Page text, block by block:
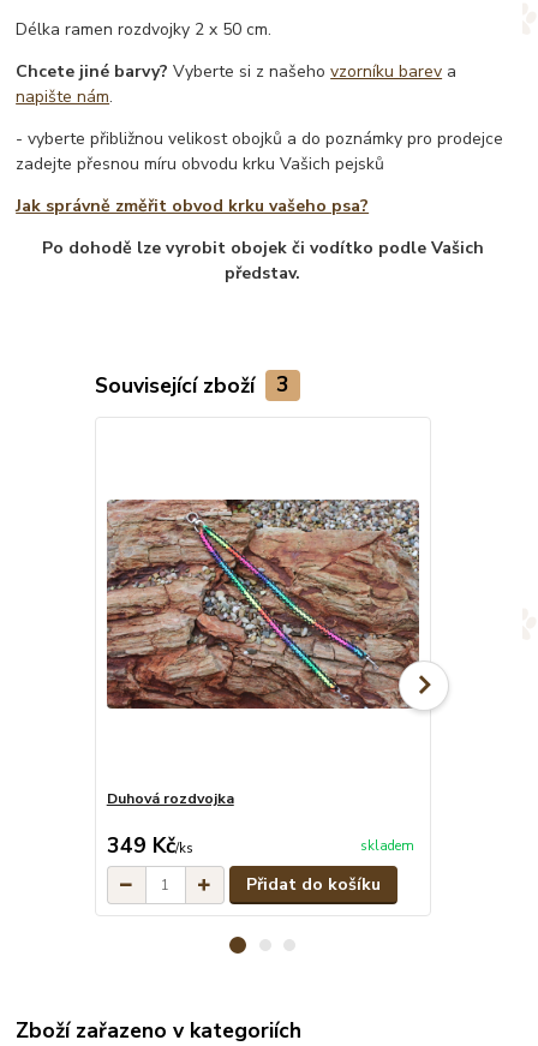
Délka ramen rozdvojky 2 x 50 cm.
Chcete jiné barvy? Vyberte si z našehovzorníku barev a
napište nám.
- vyberte přibližnou velikost obojků a do poznámky pro prodejce
zadejte přesnou míru obvodu krku Vašich pejsků
Jak správně změřit obvod krku vašeho psa?
Po dohodě lze vyrobit obojek či vodítko podle Vašich
představ.
Související zboží 3
Duhová rozdvojka
349 Kč/ks skladem
Přidat do košíku
Zboží zařazeno v kategoriích